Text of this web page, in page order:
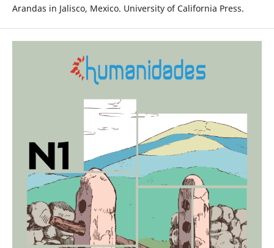
Arandas in Jalisco, Mexico. University of California Press.